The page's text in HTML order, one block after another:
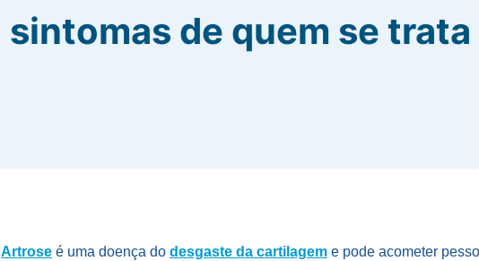
sintomas de quem se
Artrose é uma doença do desgaste da cartilagem e pode acometer